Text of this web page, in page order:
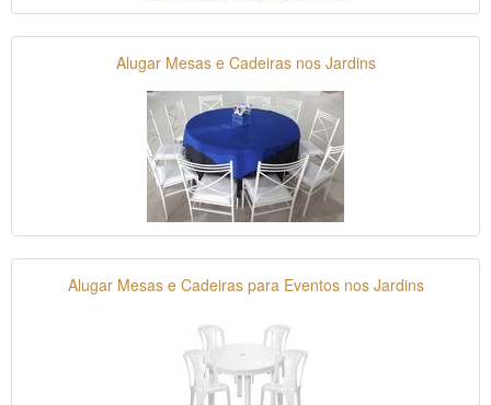
Alugar Mesas e Cadeiras nos Jardins
Alugar Mesas e Cadeiras para Eventos nos Jardins